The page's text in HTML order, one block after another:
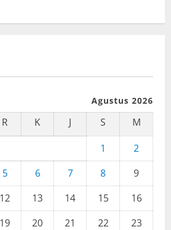
Agustus 2026
R K J S
M
1
2
5 6 7 8
9
12 13 14 15
16
19 20 21 22
23